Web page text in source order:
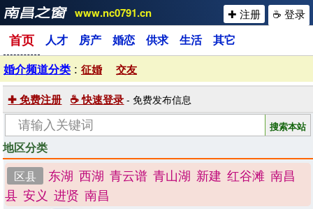
www.nc0791.cn ☕ 登录
✚ 注册
首页 人才 房产 婚恋 供求 生活
其它
婚介频道分类 : 征婚
交友
✚ 免费注册 ☕ 快速登录 - 免费发布信息
地区分类
区县
东湖 西湖 青云谱 青山湖 新建 红谷滩 南昌
县 安义 进贤 南昌